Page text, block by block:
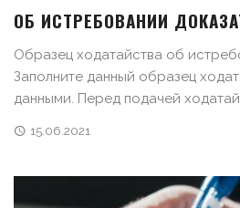
ОБ ИСТРЕБОВАНИИ
Образец ходатайства об
Заполните данный образец
данными. Перед подачей
15.06.2021